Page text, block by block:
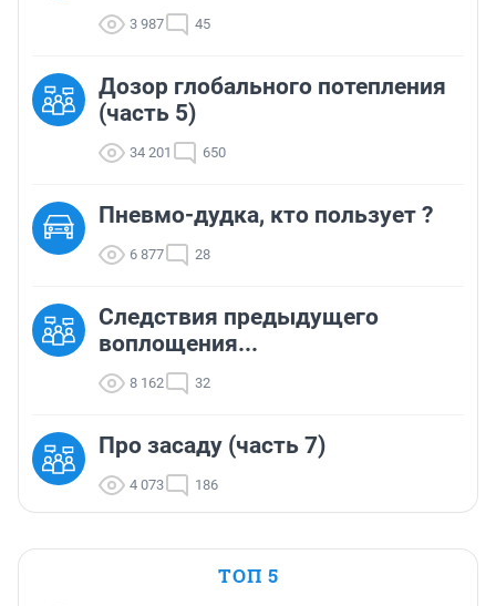
3 987 45
Дозор глобального потепления
(часть 5)
34 201 650
Пневмо-дудка, кто пользует ?
6 877 28
Следствия предыдущего
воплощения...
8 162 32
Про засаду (часть 7)
4 073 186
ТОП 5